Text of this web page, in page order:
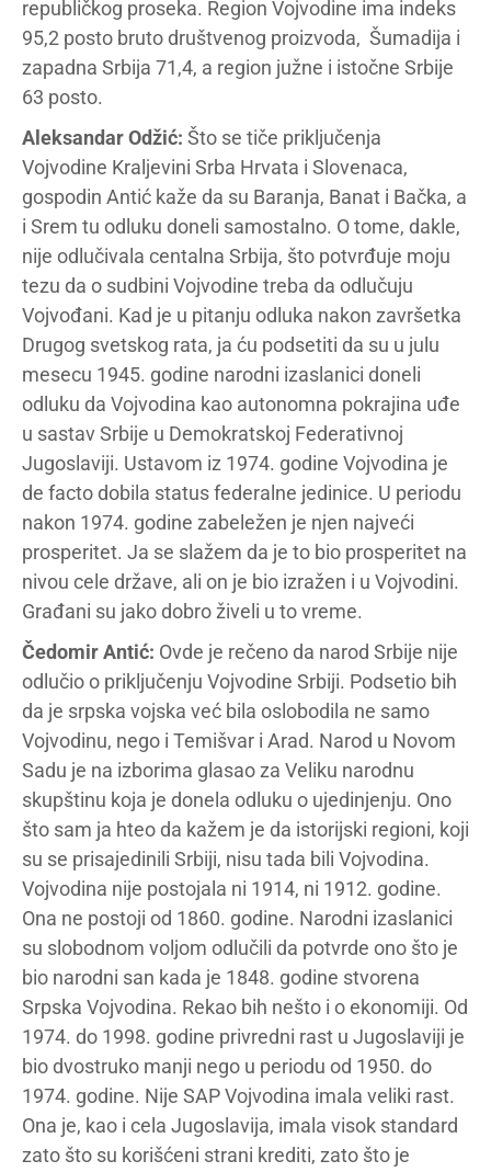
republičkog proseka. Region Vojvodine ima indeks
95,2 posto bruto društvenog proizvoda, Šumadija i
zapadna Srbija 71,4, a region južne i istočne Srbije
63 posto.
Aleksandar Odžić: Što se tiče priključenja
Vojvodine Kraljevini Srba Hrvata i Slovenaca,
gospodin Antić kaže da su Baranja, Banat i Bačka, a
i Srem tu odluku doneli samostalno. O tome, dakle,
nije odlučivala centalna Srbija, što potvrđuje moju
tezu da o sudbini Vojvodine treba da odlučuju
Vojvođani. Kad je u pitanju odluka nakon završetka
Drugog svetskog rata, ja ću podsetiti da su u julu
mesecu 1945. godine narodni izaslanici doneli
odluku da Vojvodina kao autonomna pokrajina uđe
u sastav Srbije u Demokratskoj Federativnoj
Jugoslaviji. Ustavom iz 1974. godine Vojvodina je
de facto dobila status federalne jedinice. U periodu
nakon 1974. godine zabeležen je njen najveći
prosperitet. Ja se slažem da je to bio prosperitet na
nivou cele države, ali on je bio izražen i u Vojvodini.
Građani su jako dobro živeli u to vreme.
Čedomir Antić: Ovde je rečeno da narod Srbije nije
odlučio o priključenju Vojvodine Srbiji. Podsetio bih
da je srpska vojska već bila oslobodila ne samo
Vojvodinu, nego i Temišvar i Arad. Narod u Novom
Sadu je na izborima glasao za Veliku narodnu
skupštinu koja je donela odluku o ujedinjenju. Ono
što sam ja hteo da kažem je da istorijski regioni, koji
su se prisajedinili Srbiji, nisu tada bili Vojvodina.
Vojvodina nije postojala ni 1914, ni 1912. godine.
Ona ne postoji od 1860. godine. Narodni izaslanici
su slobodnom voljom odlučili da potvrde ono što je
bio narodni san kada je 1848. godine stvorena
Srpska Vojvodina. Rekao bih nešto i o ekonomiji. Od
1974. do 1998. godine privredni rast u Jugoslaviji je
bio dvostruko manji nego u periodu od 1950. do
1974. godine. Nije SAP Vojvodina imala veliki rast.
Ona je, kao i cela Jugoslavija, imala visok standard
zato što su korišćeni strani krediti, zato što je